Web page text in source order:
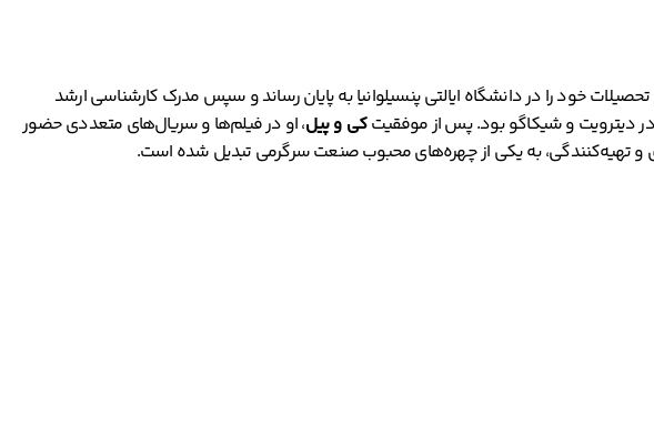
خود را در دانشگاه ایالتی پنسیلوانیا به پایان رساند و سپس مدرک کارشناسی ارشد
دیترویت و شیکاگو بود. پس از موفقیتکی و پیل، او در فیلم‌ها و سریال‌های متعددی حضور
و تهیه‌کنندگی، به یکی از چهره‌های محبوب صنعت سرگرمی تبدیل شده است.